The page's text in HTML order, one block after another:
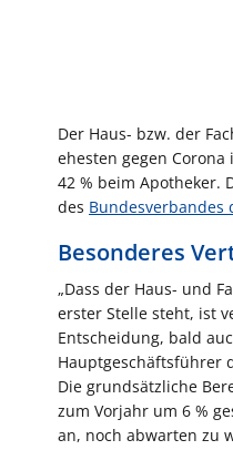
Der Haus- bzw. der
ehesten gegen
42 % beim Apotheker.
des Bundesverbandes
Besonderes
„Dass der Haus- und
erster Stelle steht, ist
Entscheidung, bald
Hauptgeschäftsführer
Die grundsätzliche
zum Vorjahr um 6 %
an, noch abwarten zu